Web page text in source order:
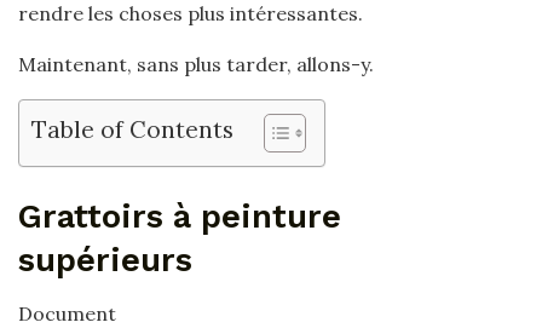
rendre les choses plus intéressantes.
Maintenant, sans plus tarder, allons-y.
Table of Contents
Grattoirs à peinture
supérieurs
Document